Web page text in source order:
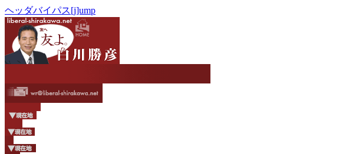
ヘッダバイパス[j]ump